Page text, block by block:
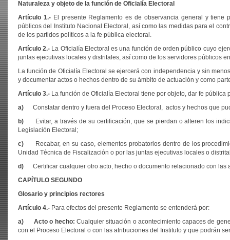
Naturaleza y objeto de la función de Oficialía Electoral
Artículo 1.- El presente Reglamento es de observancia general y
públicos del Instituto Nacional Electoral, así como las medidas para el
de los partidos políticos a la fe pública electoral.
Artículo 2.- La Oficialía Electoral es una función de orden público cuyo
juntas ejecutivas locales y distritales, así como de los servidores públicos
La función de Oficialía Electoral se ejercerá con independencia y sin
y documentar actos o hechos dentro de su ámbito de actuación y como
Artículo 3.- La función de Oficialía Electoral tiene por objeto, dar fe pública
a) Constatar dentro y fuera del Proceso Electoral, actos y hechos que
b)
Evitar, a través de su certificación, que se pierdan o alteren los
Legislación Electoral;
c)
Recabar, en su caso, elementos probatorios dentro de los
Unidad Técnica de Fiscalización o por las juntas ejecutivas locales o
d) Certificar cualquier otro acto, hecho o documento relacionado con
CAPÍTULO SEGUNDO
Glosario y principios rectores
Artículo 4.- Para efectos del presente Reglamento se entenderá por:
a) Acto o hecho: Cualquier situación o acontecimiento capaces de
con el Proceso Electoral o con las atribuciones del Instituto y que podrán